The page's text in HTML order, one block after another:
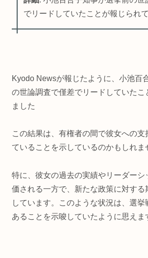
でリードしていたことが報じられて
Kyodo Newsが報じたように、小池百
の世論調査で僅差でリードしていたこ
ました
この結果は、有権者の間で彼女への支
ていることを示しているのかもしれま
特に、彼女の過去の実績やリーダーシ
価される一方で、新たな政策に対する
しています。このような状況は、選
あることを示唆していたように思えま